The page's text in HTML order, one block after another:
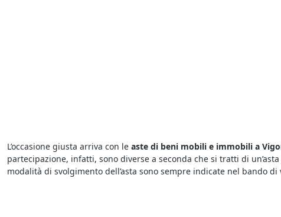
L’occasione giusta arriva con le aste di beni mobili e immobili a
partecipazione, infatti, sono diverse a seconda che si tratti di
modalità di svolgimento dell’asta sono sempre indicate nel bando di